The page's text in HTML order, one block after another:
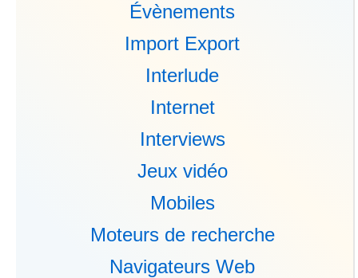
Évènements
Import Export
Interlude
Internet
Interviews
Jeux vidéo
Mobiles
Moteurs de recherche
Navigateurs Web